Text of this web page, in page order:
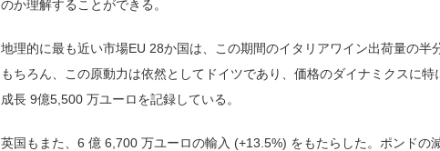
のか理解することができる。
地理的に最も近い市場EU 28か国は、この期間のイタリアワイン出荷量の半
もちろん、この原動力は依然としてドイツであり、価格のダイナミクスに
成長 9億5,500 万ユーロを記録している。
英国もまた、6 億 6,700 万ユーロの輸入 (+13.5%) をもたらした。ポンドの